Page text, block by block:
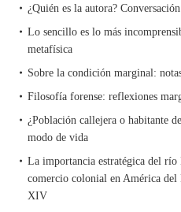
¿Quién es la autora?
Lo sencillo es lo más
metafísica
Sobre la condición marginal:
Filosofía forense: reflexiones
¿Población callejera o habitante
modo de vida
La importancia estratégica del
comercio colonial en América
XIV